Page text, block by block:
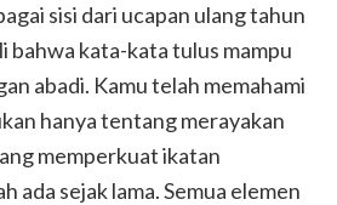
sisi dari ucapan ulang tahun
bahwa kata-kata tulus mampu
abadi. Kamu telah memahami
hanya tentang merayakan
memperkuat ikatan
ada sejak lama. Semua elemen